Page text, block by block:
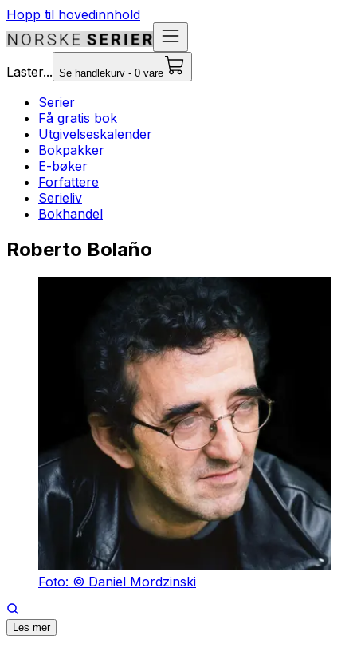
Hopp til hovedinnhold
Laster... Se handlekurv - 0 vare
Serier
Få gratis bok
Utgivelseskalender
Bokpakker
E-bøker
Forfattere
Serieliv
Bokhandel
Roberto Bolaño
Foto: © Daniel Mordzinski
Les mer